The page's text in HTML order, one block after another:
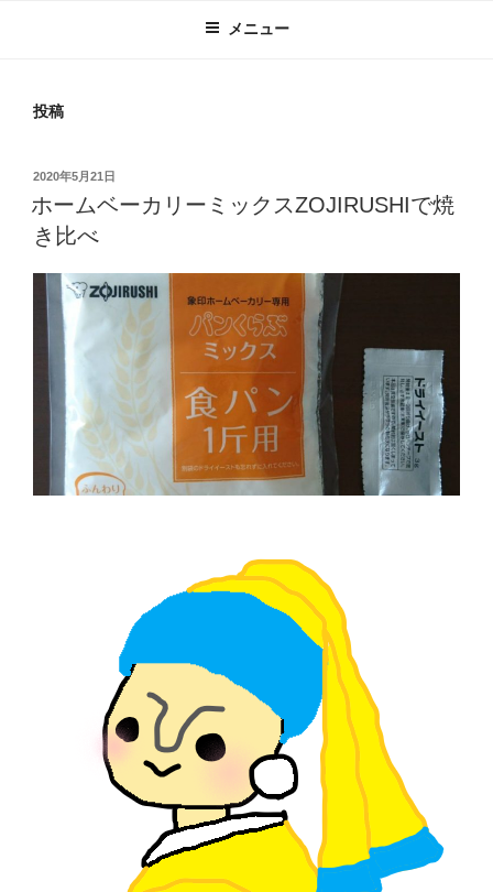
メニュー
投稿
投
稿
日:
2020年5月21日
ホームベーカリーミックスZOJIRUSHIで焼
き比べ